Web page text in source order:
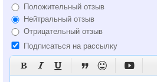
Положительный отзыв
Нейтральный отзыв
Отрицательный отзыв
Подписаться на рассылку
     